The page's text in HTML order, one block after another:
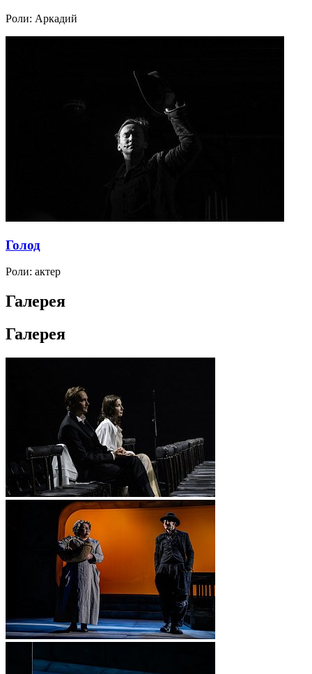
Роли: Аркадий
Голод
Роли: актер
Галерея
Галерея